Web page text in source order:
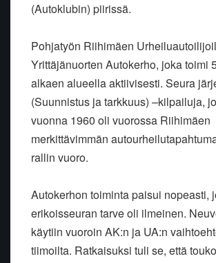
(Autoklubin) piirissä.
Pohjatyön Riihimäen
Yrittäjänuorten Autokerho, joka toimi
alkaen alueella aktiivisesti. Seura
(Suunnistus ja tarkkuus) –kilpailuja,
vuonna 1960 oli vuorossa Riihimäen
merkittävimmän
rallin vuoro.
Autokerhon toiminta paisui nopeasti,
erikoisseuran tarve oli ilmeinen.
käytiin vuoroin AK:n ja UA:n
tiimoilta. Ratkaisuksi tuli se, että